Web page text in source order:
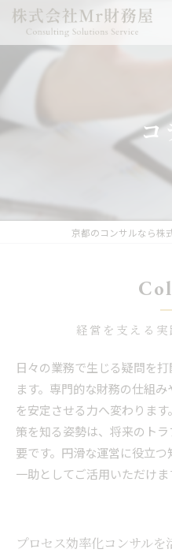
コ
京都のコンサルなら株
経営を支える
日々の業務で生じる疑問を
ます。専門的な財務の仕組
を安定させる力へ変わりま
策を知る姿勢は、将来のト
要です。円滑な運営に役立
一助としてご活用いただけま
プロセス効率化コンサルを